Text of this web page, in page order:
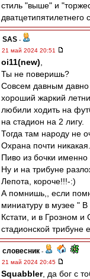
стиль "выше" и
дватцетипятилетнего
SAS -
21 май 2024 20:51
oi11(new)
Ты не поверишь?
Совсем давным давно
хороший жаркий
любили ходить на
на стадион на 2 лигу.
Тогда там народу не
Охрана почти никакая.
Пиво из бочки именно
Ну и на трибуне
Лепота, короче!!!-:)
А помнишь,, если
миниатуру в музее " В
Кстати, и в Грозном и
стадионской трибуне
словесник -
21 май 2024 20:45
Squabbler, да бог с